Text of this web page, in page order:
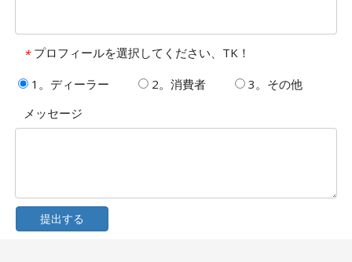
* プロフィールを選択してください、TK！
1。ディーラー
2。消費者
3。その他
メッセージ
提出する